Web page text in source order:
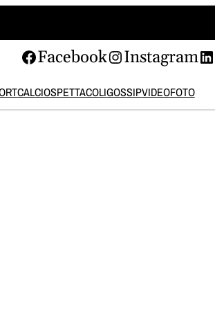
Facebook Instagram
CALCIOSPETTACOLIGOSSIPVIDEOFOTO